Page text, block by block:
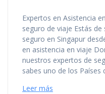
Expertos en Asistencia
seguro de viaje Estás
seguro en Singapur
en asistencia en viaje
nuestros expertos de
sabes uno de los
Leer más